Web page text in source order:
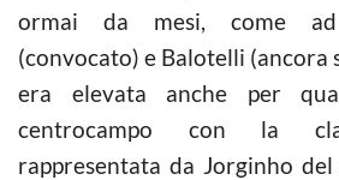
ormai da mesi, come ad
(convocato) e Balotelli (ancora
era elevata anche per
centrocampo con la
rappresentata da Jorginho